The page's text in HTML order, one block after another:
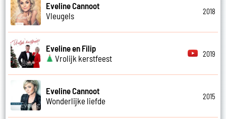
Eveline Cannoot
Vleugels
2018
Eveline en Filip
Vrolijk kerstfeest
2019
Eveline Cannoot
Wonderlijke liefde
2015